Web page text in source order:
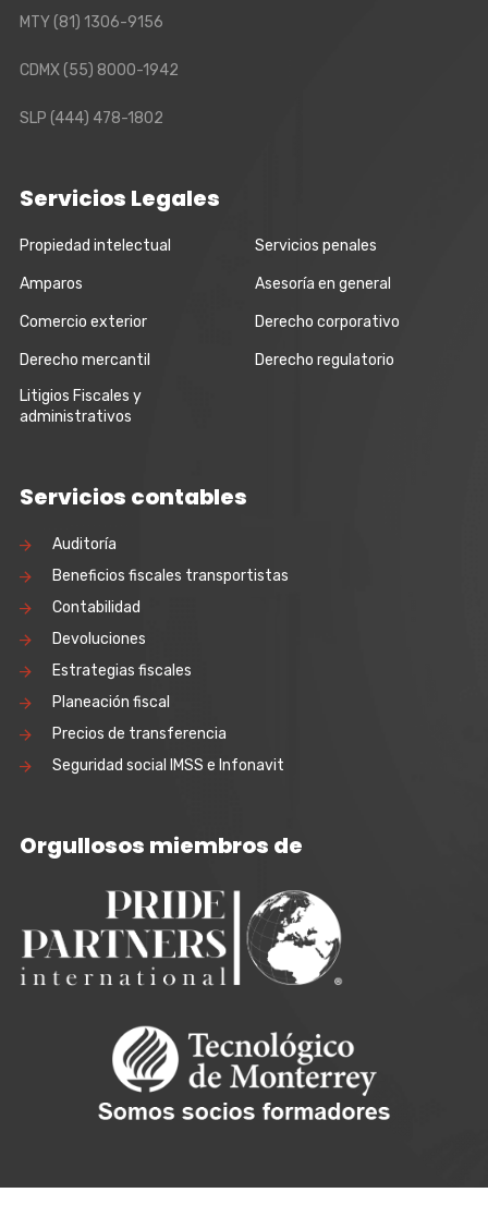
MTY(81) 1306-9156
CDMX(55) 8000-1942
SLP (444) 478-1802
Servicios Legales
Propiedad intelectual Servicios penales
Amparos Asesoría en general
Comercio exterior Derecho corporativo
Derecho mercantil
Derecho regulatorio
Litigios Fiscales y
administrativos
Servicios contables
Auditoría
Beneficios fiscales transportistas
Contabilidad
Devoluciones
Estrategias fiscales
Planeación fiscal
Precios de transferencia
Seguridad social IMSS e Infonavit
Orgullosos miembros de